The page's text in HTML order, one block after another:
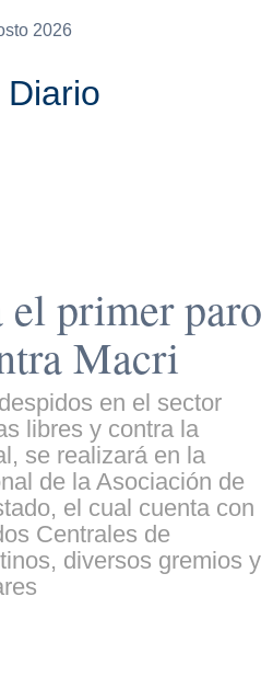
2026
primer paro
Macri
en el sector
libres y contra la
se realizará en la
de la Asociación de
el cual cuenta con
Centrales de
diversos gremios y